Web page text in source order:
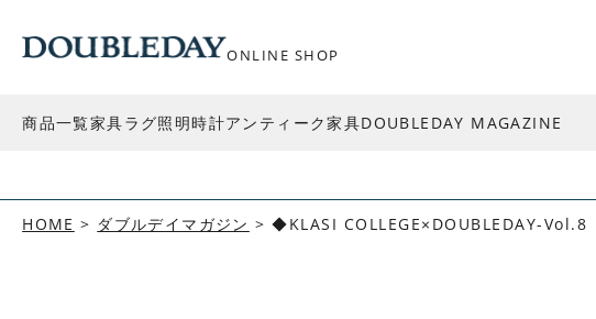
ONLINE SHOP
商品一覧家具ラグ照明時計アンティーク家具DOUBLEDAY MAGAZINE
HOME ダブルデイマガジン ◆KLASI COLLEGE×DOUBLEDAY-Vol.8